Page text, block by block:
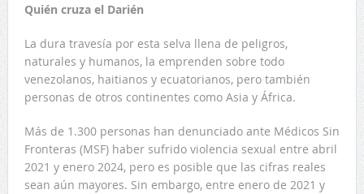
Quién cruza el Darién
La dura travesía por esta selva llena de peligros,
naturales y humanos, la emprenden sobre todo
venezolanos, haitianos y ecuatorianos, pero también
personas de otros continentes como Asia y África.
Más de 1.300 personas han denunciado ante Médicos Sin
Fronteras (MSF) haber sufrido violencia sexual entre abril
2021 y enero 2024, pero es posible que las cifras reales
sean aún mayores. Sin embargo, entre enero de 2021 y